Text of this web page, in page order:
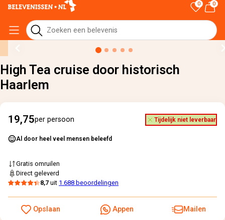
0 0
› High Tea cruise door historisch Haarlem
High Tea cruise door historisch
Haarlem
19,75per persoon Tijdelijk niet leverbaar
Al door heel veel mensen beleefd
Gratis omruilen
Direct geleverd
8,7 uit 1.688 beoordelingen
Opslaan Appen Mailen